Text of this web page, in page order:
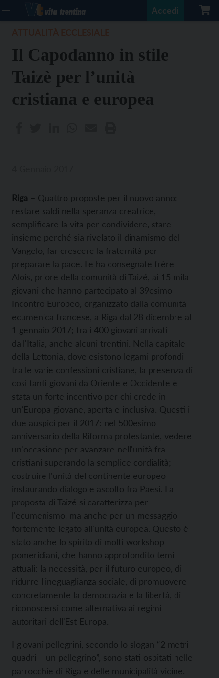
Accedi
Il Capodanno in stile
Taizè per l’unità
cristiana e europea
Riga – Quattro proposte per il nuovo anno:
restare saldi nella speranza creatrice,
semplificare la vita per condividere, stare
insieme perché sia rivelato il dinamismo del
Vangelo, far crescere la fraternità per
preparare la pace. Le ha consegnate frère
Alois, priore della comunità di Taizé, ai 15 mila
giovani che hanno partecipato al 39esimo
Incontro Europeo, organizzato dalla comunità
ecumenica francese, a Riga dal 28 dicembre al
1 gennaio 2017; tra i 400 giovani arrivati
dall'Italia, anche alcuni trentini. Nella capitale
della Lettonia, dove esistono legami profondi
tra le varie confessioni cristiane, la presenza di
così tanti giovani da Oriente e Occidente è
stata un forte incentivo per chi crede in
un’Europa giovane, aperta e inclusiva. Questi i
due auspici per il 2017: nel 500esimo
anniversario della Riforma protestante, vedere
un'occasione per avanzare nell'unità fra
cristiani superando la semplice cordialità;
costruire l'unità del continente europeo
instaurando dialogo e ascolto fra Paesi. La
proposta di Taizé si caratterizza per
l'ecumenismo, ma anche per un messaggio
fortemente legato all'unità europea. Questo è
stato anche lo spirito di molti workshop
pomeridiani, che hanno approfondito temi
attuali: la necessità, per il futuro europeo, di
ridurre l'ineguaglianza sociale, di promuovere
concretamente la democrazia e la libertà, di
riconoscersi come alternativa ai regimi
autoritari dell'Est Europa.
I giovani pellegrini, secondo lo slogan “2 metri
quadri – un pellegrino”, sono stati ospitati nelle
parrocchie di Riga e delle municipalità vicine.